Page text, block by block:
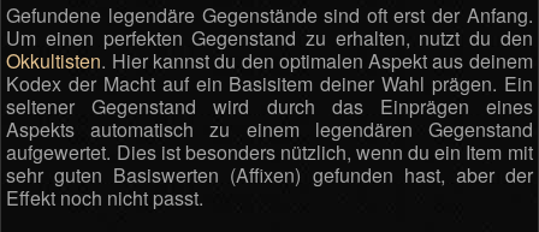
Gefundene legendäre Gegenstände sind oft erst der Anfang.
Um einen perfekten Gegenstand zu erhalten, nutzt du den
Okkultisten. Hier kannst du den optimalen Aspekt aus deinem
Kodex der Macht auf ein Basisitem deiner Wahl prägen. Ein
seltener Gegenstand wird durch das Einprägen eines
Aspekts automatisch zu einem legendären Gegenstand
aufgewertet. Dies ist besonders nützlich, wenn du ein Item mit
sehr guten Basiswerten (Affixen) gefunden hast, aber der
Effekt noch nicht passt.